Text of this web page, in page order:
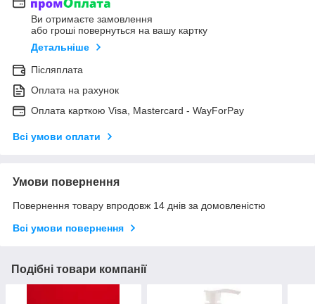
Ви отримаєте замовлення
або гроші повернуться на вашу картку
Детальніше
Післяплата
Оплата на рахунок
Оплата карткою Visa, Mastercard - WayForPay
Всі умови оплати
Умови повернення
Повернення товару впродовж 14 днів за домовленістю
Всі умови повернення
Подібні товари компанії